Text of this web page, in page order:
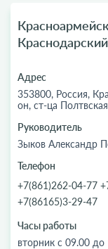
Адрес
353800, Россия,
он, ст-ца
Руководитель
Зыков Александр
Телефон
+7(861)262-04-77
+7(86165)3-29-47
Часы работы
вторник с 09.00 до